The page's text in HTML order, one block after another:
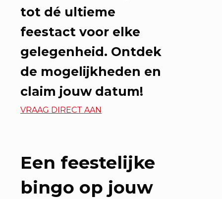
tot dé ultieme
feestact voor elke
gelegenheid. Ontdek
de mogelijkheden en
claim jouw datum!
VRAAG DIRECT AAN
Een feestelijke
bingo op jouw